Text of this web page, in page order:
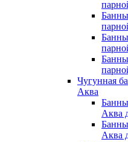
Чугунная
Аква
Аква
Аква